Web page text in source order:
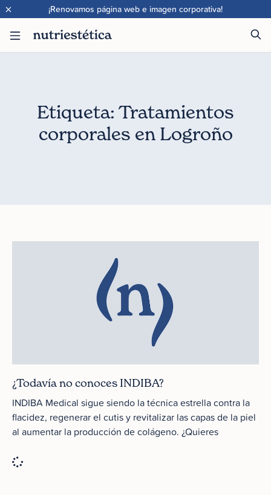
¡Renovamos página web e imagen corporativa!
×
Etiqueta: Tratamientos
corporales en Logroño
¿Todavía no conoces INDIBA?
INDIBA Medical sigue siendo la técnica estrella contra la
flacidez, regenerar el cutis y revitalizar las capas de la piel
al aumentar la producción de colágeno. ¿Quieres